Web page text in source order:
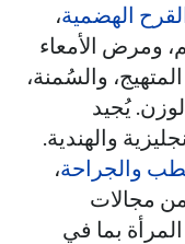
الهضمية،
ومرض الأمعاء
والسُمنة،
يُجيد
والهندية.
والجراحة،
مجالات
بما في